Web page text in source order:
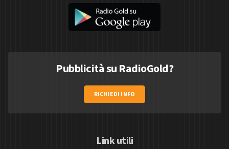
Pubblicità su RadioGold?
RICHIEDI INFO
Link utili